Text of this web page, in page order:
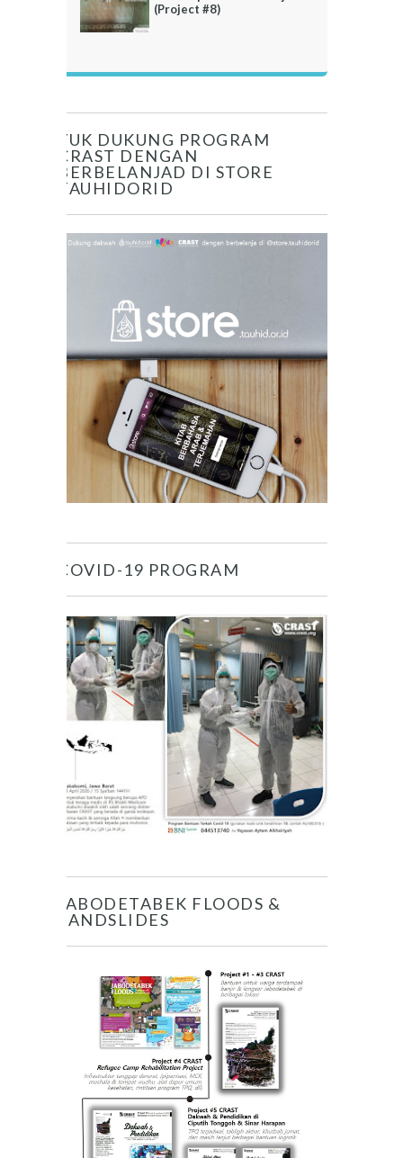
(Project #8)
YUK DUKUNG PROGRAM
CRAST DENGAN
BERBELANJAD DI STORE
TAUHIDORID
COVID-19 PROGRAM
JABODETABEK FLOODS &
LANDSLIDES